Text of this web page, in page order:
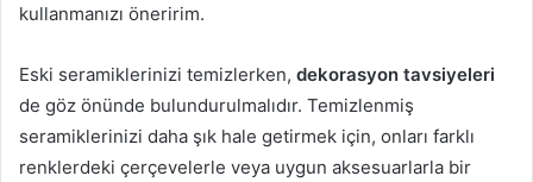
kullanmanızı öneririm.
Eski seramiklerinizi temizlerken, dekorasyon tavsiyeleri
de göz önünde bulundurulmalıdır. Temizlenmiş
seramiklerinizi daha şık hale getirmek için, onları farklı
renklerdeki çerçevelerle veya uygun aksesuarlarla bir